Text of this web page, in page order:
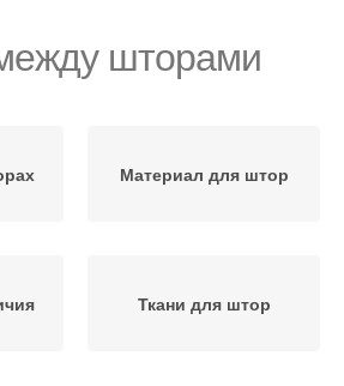
шторами
Материал для штор
Ткани для штор